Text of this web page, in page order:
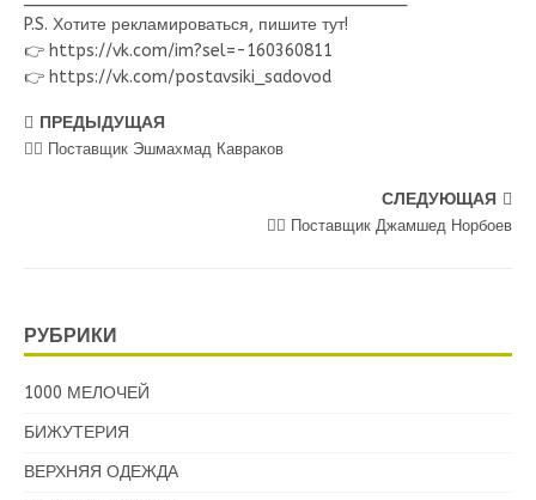
P.S. Хотите рекламироваться, пишите тут!
👉 https://vk.com/im?sel=-160360811
👉 https://vk.com/postavsiki_sadovod
ПРЕДЫДУЩАЯ
💁‍♂ Поставщик Эшмахмад Кавраков
СЛЕДУЮЩАЯ
💁‍♂ Поставщик Джамшед Норбоев
РУБРИКИ
1000 МЕЛОЧЕЙ
БИЖУТЕРИЯ
ВЕРХНЯЯ ОДЕЖДА